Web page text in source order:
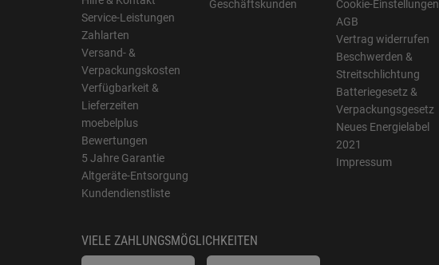
Service-Leistungen
Zahlarten
Versand- &
Verpackungskosten
Verfügbarkeit &
Lieferzeiten
moebelplus
Bewertungen
5 Jahre Garantie
Altgeräte-Entsorgung
Kundendienstliste
Geschäftskunden
Cookie-Einstellungen
AGB
Vertrag widerrufen
Beschwerden &
Streitschlichtung
Batteriegesetz &
Verpackungsgesetz
Neues Energielabel
2021
Impressum
VIELE ZAHLUNGSMÖGLICHKEITEN